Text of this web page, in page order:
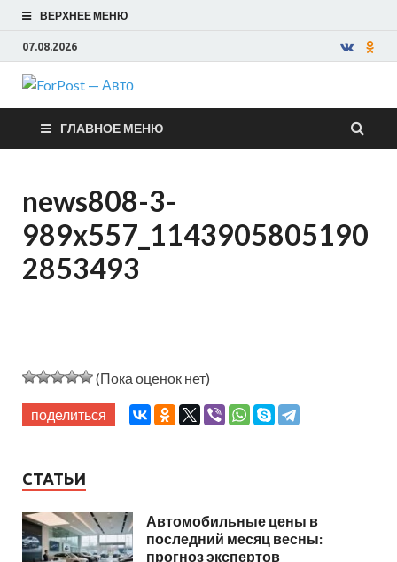
ВЕРХНЕЕ МЕНЮ
07.08.2026
ForPost —
Авто
ГЛАВНОЕ МЕНЮ
news808-3-
989x557_1143905805190
2853493
(Пока оценок нет)
поделиться
СТАТЬИ
Автомобильные цены в
последний месяц весны:
прогноз экспертов